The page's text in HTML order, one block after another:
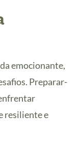
emocionante,
Preparar-
resiliente e